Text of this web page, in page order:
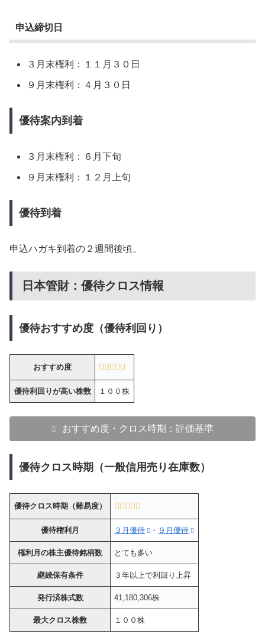
申込締切日
３月末権利：１１月３０日
９月末権利：４月３０日
優待案内到着
３月末権利：６月下旬
９月末権利：１２月上旬
優待到着
申込ハガキ到着の２週間後頃。
日本管財：優待クロス情報
優待おすすめ度（優待利回り）
おすすめ度
優待利回りが高い株数 １００株
おすすめ度・クロス時期：評価基準
優待クロス時期（一般信用売り在庫数）
優待クロス時期（難易度）
優待権利月 ３月優待 ・ ９月優待
権利月の株主優待銘柄数 とても多い
継続保有条件 ３年以上で利回り上昇
発行済株式数 41,180,306株
最大クロス株数 １００株